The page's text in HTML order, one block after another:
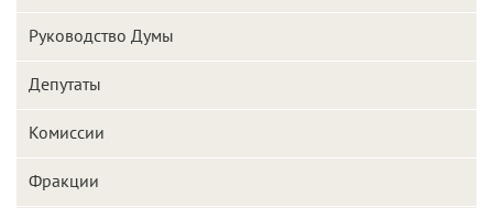
Руководство Думы
Депутаты
Комиссии
Фракции